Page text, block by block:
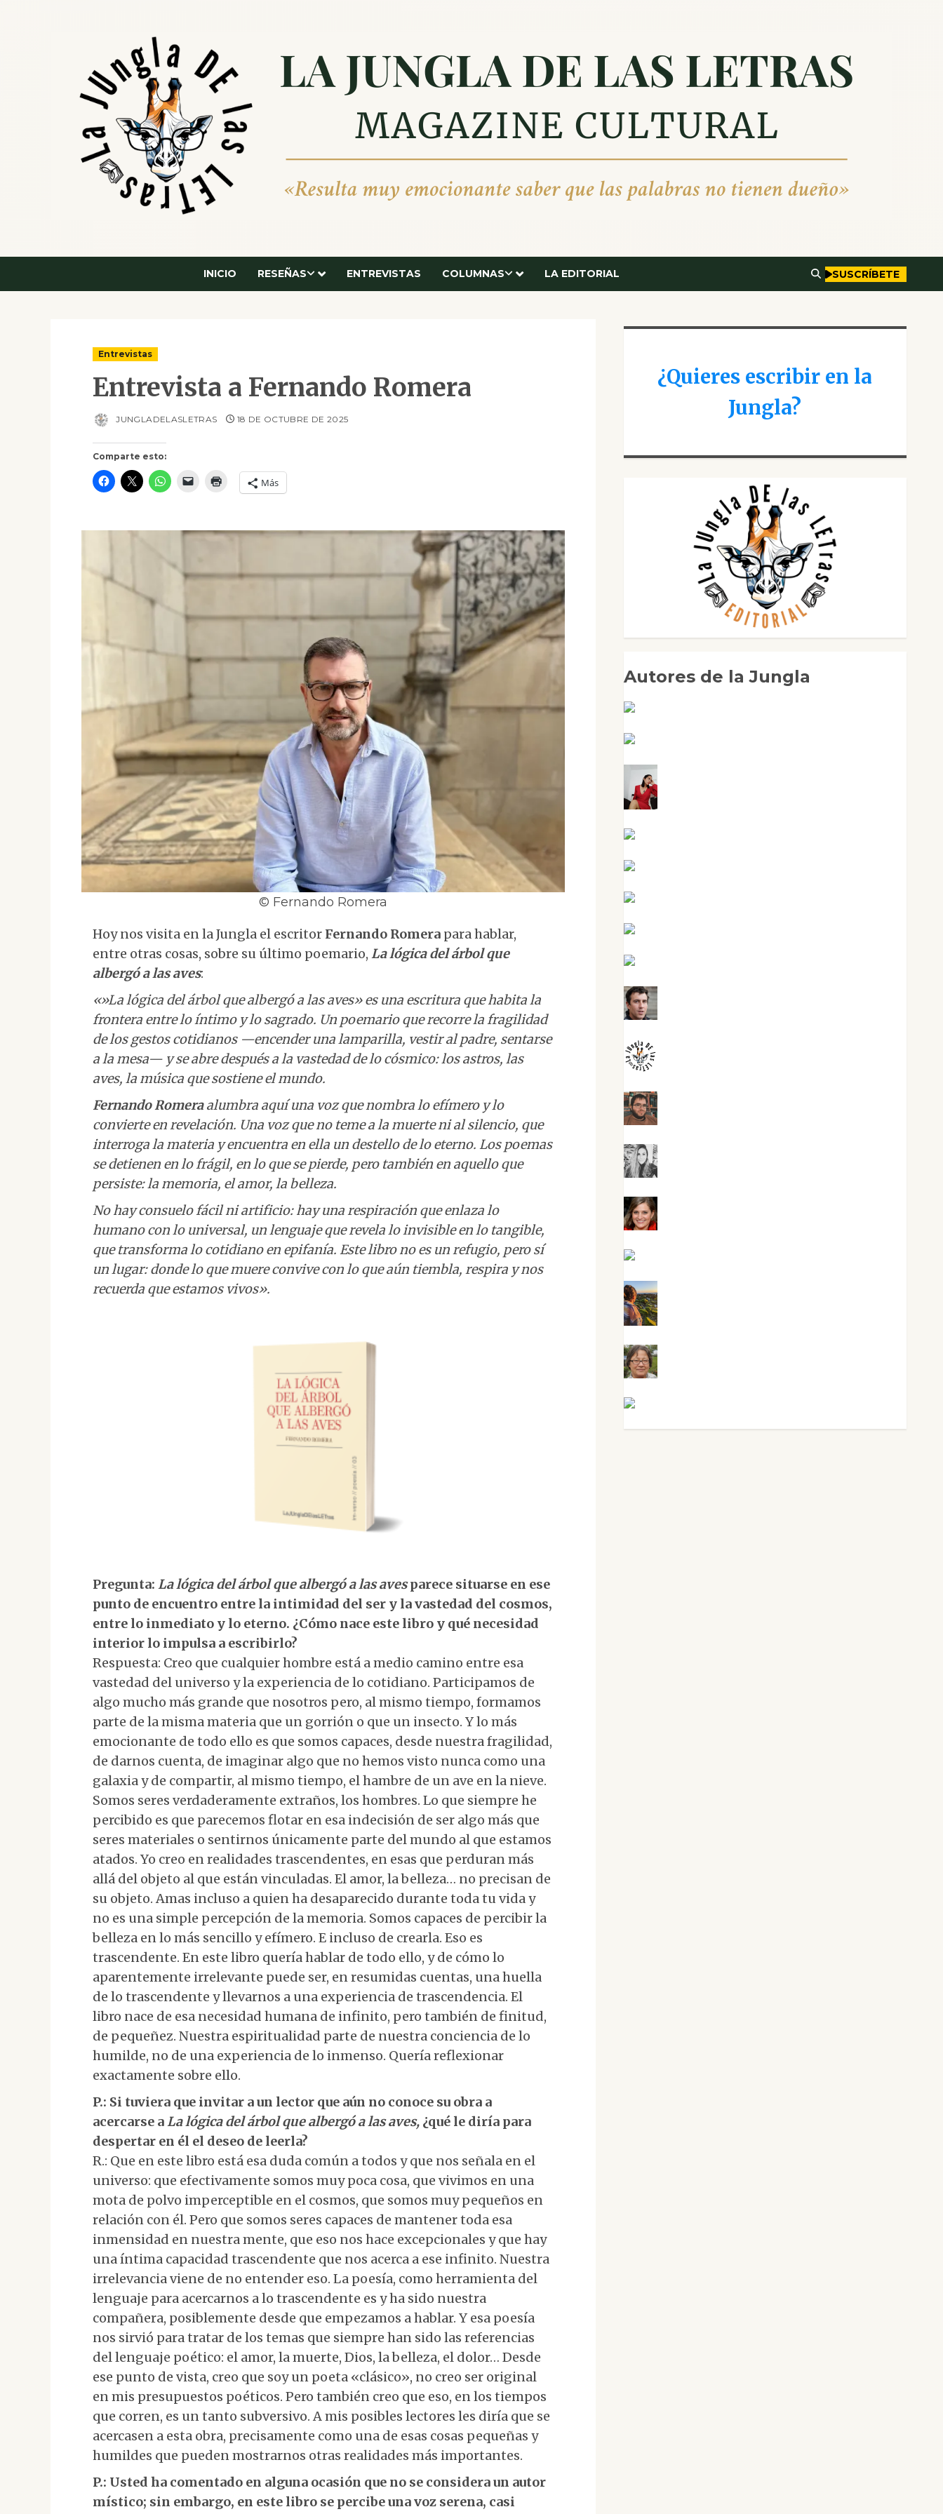
INICIO RESEÑAS ENTREVISTAS COLUMNAS LA EDITORIAL SUSCRÍBETE
Entrevistas
Entrevista a Fernando Romera
Comparte esto:
Más
JUNGLADELASLETRAS 18 DE OCTUBRE DE 2025
© Fernando Romera
Hoy nos visita en la Jungla el escritor Fernando Romera para hablar,
entre otras cosas, sobre su último poemario, La lógica del árbol que
albergó a las aves:
«»La lógica del árbol que albergó a las aves» es una escritura que habita la
frontera entre lo íntimo y lo sagrado. Un poemario que recorre la fragilidad
de los gestos cotidianos —encender una lamparilla, vestir al padre, sentarse
a la mesa— y se abre después a la vastedad de lo cósmico: los astros, las
aves, la música que sostiene el mundo.
Fernando Romeraalumbra aquí una voz que nombra lo efímero y lo
convierte en revelación. Una voz que no teme a la muerte ni al silencio, que
interroga la materia y encuentra en ella un destello de lo eterno. Los poemas
se detienen en lo frágil, en lo que se pierde, pero también en aquello que
persiste: la memoria, el amor, la belleza.
No hay consuelo fácil ni artificio: hay una respiración que enlaza lo
humano con lo universal, un lenguaje que revela lo invisible en lo tangible,
que transforma lo cotidiano en epifanía. Este libro no es un refugio, pero sí
un lugar: donde lo que muere convive con lo que aún tiembla, respira y nos
recuerda que estamos vivos».
Pregunta: La lógica del árbol que albergó a las avesparece situarse en ese
punto de encuentro entre la intimidad del ser y la vastedad del cosmos,
entre lo inmediato y lo eterno. ¿Cómo nace este libro y qué necesidad
interior lo impulsa a escribirlo?
Respuesta: Creo que cualquier hombre está a medio camino entre esa
vastedad del universo y la experiencia de lo cotidiano. Participamos de
algo mucho más grande que nosotros pero, al mismo tiempo, formamos
parte de la misma materia que un gorrión o que un insecto. Y lo más
emocionante de todo ello es que somos capaces, desde nuestra fragilidad,
de darnos cuenta, de imaginar algo que no hemos visto nunca como una
galaxia y de compartir, al mismo tiempo, el hambre de un ave en la nieve.
Somos seres verdaderamente extraños, los hombres. Lo que siempre he
percibido es que parecemos flotar en esa indecisión de ser algo más que
seres materiales o sentirnos únicamente parte del mundo al que estamos
atados. Yo creo en realidades trascendentes, en esas que perduran más
allá del objeto al que están vinculadas. El amor, la belleza… no precisan de
su objeto. Amas incluso a quien ha desaparecido durante toda tu vida y
no es una simple percepción de la memoria. Somos capaces de percibir la
belleza en lo más sencillo y efímero. E incluso de crearla. Eso es
trascendente. En este libro quería hablar de todo ello, y de cómo lo
aparentemente irrelevante puede ser, en resumidas cuentas, una huella
de lo trascendente y llevarnos a una experiencia de trascendencia. El
libro nace de esa necesidad humana de infinito, pero también de finitud,
de pequeñez. Nuestra espiritualidad parte de nuestra conciencia de lo
humilde, no de una experiencia de lo inmenso. Quería reflexionar
exactamente sobre ello.
P.: Si tuviera que invitar a un lector que aún no conoce su obra a
acercarse aLa lógica del árbol que albergó a las aves, ¿qué le diría para
despertar en él el deseo de leerla?
R.: Que en este libro está esa duda común a todos y que nos señala en el
universo: que efectivamente somos muy poca cosa, que vivimos en una
mota de polvo imperceptible en el cosmos, que somos muy pequeños en
relación con él. Pero que somos seres capaces de mantener toda esa
inmensidad en nuestra mente, que eso nos hace excepcionales y que hay
una íntima capacidad trascendente que nos acerca a ese infinito. Nuestra
irrelevancia viene de no entender eso. La poesía, como herramienta del
lenguaje para acercarnos a lo trascendente es y ha sido nuestra
compañera, posiblemente desde que empezamos a hablar. Y esa poesía
nos sirvió para tratar de los temas que siempre han sido las referencias
del lenguaje poético: el amor, la muerte, Dios, la belleza, el dolor… Desde
ese punto de vista, creo que soy un poeta «clásico», no creo ser original
en mis presupuestos poéticos. Pero también creo que eso, en los tiempos
que corren, es un tanto subversivo. A mis posibles lectores les diría que se
acercasen a esta obra, precisamente como una de esas cosas pequeñas y
humildes que pueden mostrarnos otras realidades más importantes.
P.: Usted ha comentado en alguna ocasión que no se considera un autor
místico; sin embargo, en este libro se percibe una voz serena, casi
¿Quieres escribir en la
Jungla?
Autores de la Jungla